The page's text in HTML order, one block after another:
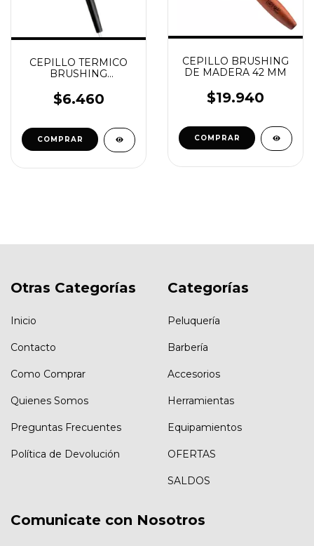
CEPILLO TERMICO
BRUSHING
MM
$6.460
CEPILLO BRUSHING
DE MADERA 42 MM
$19.940
Otras Categorías
Inicio
Contacto
Como Comprar
Quienes Somos
Preguntas Frecuentes
Política de Devolución
Categorías
Peluquería
Barbería
Accesorios
Herramientas
Equipamientos
OFERTAS
SALDOS
Comunicate con Nosotros